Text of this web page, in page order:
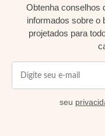
Obtenha conselhos
informados sobre o
projetados para
seu